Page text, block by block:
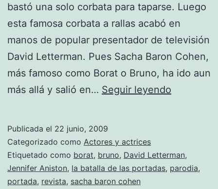
bastó una solo corbata para taparse. Luego
esta famosa corbata a rallas acabó en
manos de popular presentador de televisión
David Letterman. Pues Sacha Baron Cohen,
más famoso como Borat o Bruno, ha ido aun
más allá y salió en… Seguir leyendo
portadas:
Jennifer
Publicada el 22 junio, 2009
Categorizado como Actores y actrices
Etiquetado como borat, bruno, David Letterman,
Jennifer Aniston, la batalla de las portadas, parodia,
portada, revista, sacha baron cohen